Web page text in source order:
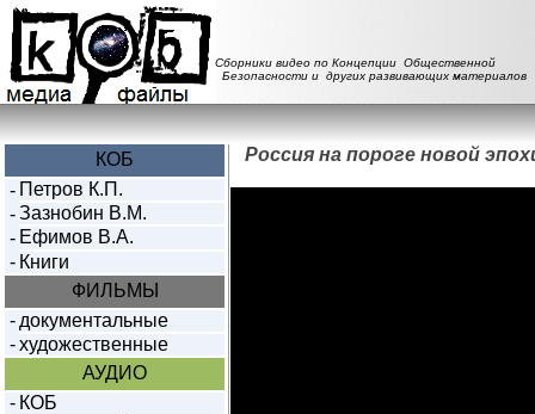
Сборники видео по Концепции Общественной
Безопасности и других развивающих материалов
КОБ
- Петров К.П.
- Зазнобин В.М.
- Ефимов В.А.
- Книги
ФИЛЬМЫ
- документальные
- художественные
АУДИО
- КОБ
Россия на пороге новой